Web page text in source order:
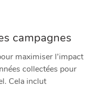
campagnes
maximiser l’impact
collectées pour
Cela inclut